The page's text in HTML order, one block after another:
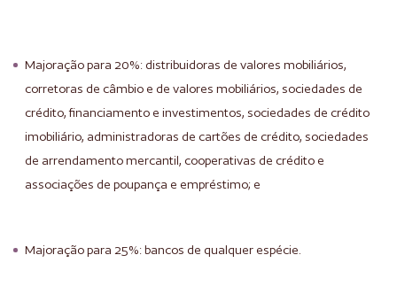
Majoração para 20%: distribuidoras de valores mobiliários,
corretoras de câmbio e de valores mobiliários, sociedades de
crédito, financiamento e investimentos, sociedades de crédito
imobiliário, administradoras de cartões de crédito, sociedades
de arrendamento mercantil, cooperativas de crédito e
associações de poupança e empréstimo; e
Majoração para 25%: bancos de qualquer espécie.